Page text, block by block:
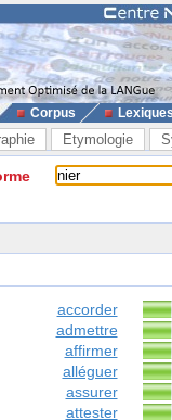
Corpus
Etymologie
accorder
admettre
affirmer
alléguer
assurer
attester